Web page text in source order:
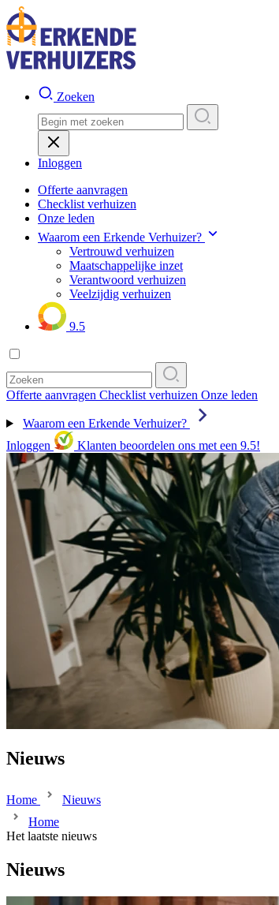
Zoeken
Inloggen
Offerte aanvragen
Checklist verhuizen
Onze leden
Waarom een Erkende Verhuizer?
Vertrouwd verhuizen
Maatschappelijke inzet
Verantwoord verhuizen
Veelzijdig verhuizen
9.5
Offerte aanvragen Checklist verhuizen Onze leden
Waarom een Erkende Verhuizer?
Inloggen
Klanten beoordelen ons met een 9.5!
Nieuws
Home
Nieuws
Home
Het laatste nieuws
Nieuws